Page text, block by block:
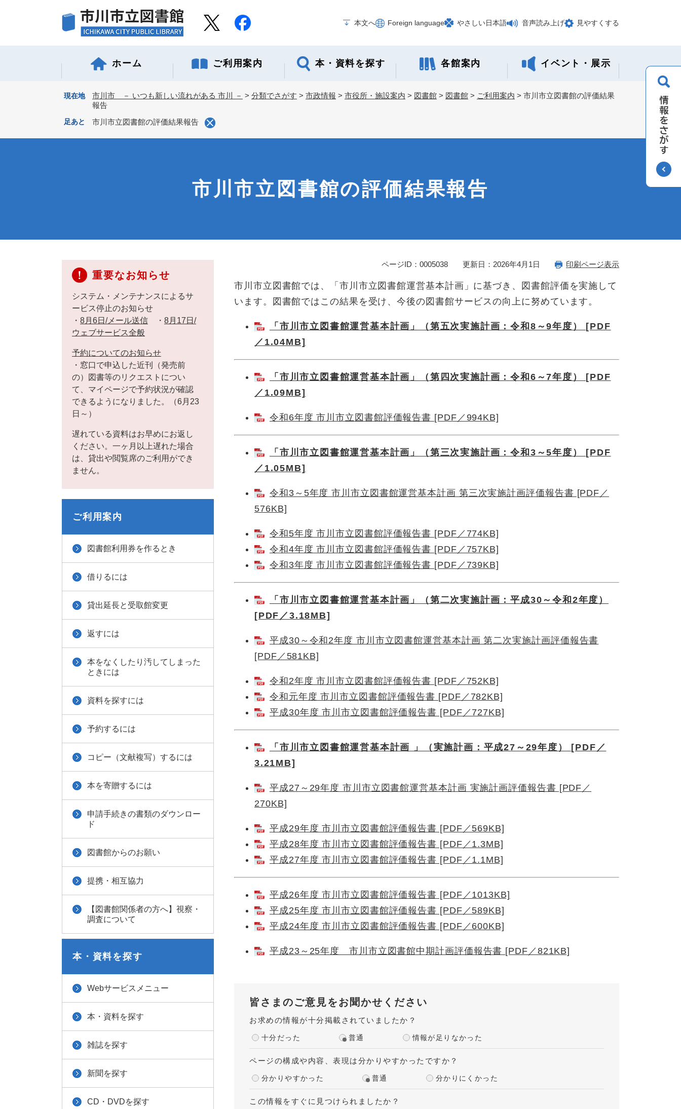
本文へ
Foreign language やさしい日本語 音声読み上げ 見やすくする
ホーム ご利用案内 本・資料を探す 各館案内 イベント・展示
現在地 市川市 － いつも新しい流れがある 市川 － > 分類でさがす > 市政情報 > 市役所・施設案内 > 図書館 > 図書館 > ご利用案内 > 市川市立図書館の評価結果
報告
足あと 市川市立図書館の評価結果報告
市川市立図書館の評価結果報告
文
ページID：0005038 更新日：2026年4月1日 印刷ページ表示
市川市立図書館では、「市川市立図書館運営基本計画」に基づき、図書館評価を実施して
います。図書館ではこの結果を受け、今後の図書館サービスの向上に努めています。
「市川市立図書館運営基本計画」（第五次実施計画：令和8～9年度） [PDF
／1.04MB]
「市川市立図書館運営基本計画」（第四次実施計画：令和6～7年度） [PDF
／1.09MB]
令和6年度 市川市立図書館評価報告書 [PDF／994KB]
「市川市立図書館運営基本計画」（第三次実施計画：令和3～5年度） [PDF
／1.05MB]
令和3～5年度 市川市立図書館運営基本計画 第三次実施計画評価報告書 [PDF／
576KB]
令和5年度 市川市立図書館評価報告書 [PDF／774KB]
令和4年度 市川市立図書館評価報告書 [PDF／757KB]
令和3年度 市川市立図書館評価報告書 [PDF／739KB]
「市川市立図書館運営基本計画」（第二次実施計画：平成30～令和2年度）
[PDF／3.18MB]
平成30～令和2年度 市川市立図書館運営基本計画 第二次実施計画評価報告書
[PDF／581KB]
令和2年度 市川市立図書館評価報告書 [PDF／752KB]
令和元年度 市川市立図書館評価報告書 [PDF／782KB]
平成30年度 市川市立図書館評価報告書 [PDF／727KB]
「市川市立図書館運営基本計画 」（実施計画：平成27～29年度） [PDF／
3.21MB]
平成27～29年度 市川市立図書館運営基本計画 実施計画評価報告書 [PDF／
270KB]
平成29年度 市川市立図書館評価報告書 [PDF／569KB]
平成28年度 市川市立図書館評価報告書 [PDF／1.3MB]
平成27年度 市川市立図書館評価報告書 [PDF／1.1MB]
平成26年度 市川市立図書館評価報告書 [PDF／1013KB]
平成25年度 市川市立図書館評価報告書 [PDF／589KB]
平成24年度 市川市立図書館評価報告書 [PDF／600KB]
平成23～25年度 市川市立図書館中期計画評価報告書 [PDF／821KB]
皆さまのご意見をお聞かせください
お求めの情報が十分掲載されていましたか？
十分だった 普通 情報が足りなかった
ページの構成や内容、表現は分かりやすかったですか？
分かりやすかった 普通 分かりにくかった
この情報をすぐに見つけられましたか？
重要なお知らせ
システム・メンテナンスによるサ
ービス停止のお知らせ
・ 8月6日/メール送信 ・ 8月17日/
ウェブサービス全般
予約についてのお知らせ
・窓口で申込した近刊（発売前
の）図書等のリクエストについ
て、マイページで予約状況が確認
できるようになりました。（6月23
日～）
遅れている資料はお早めにお返し
ください。一ヶ月以上遅れた場合
は、貸出や閲覧席のご利用ができ
ません。
ご利用案内
図書館利用券を作るとき
借りるには
貸出延長と受取館変更
返すには
本をなくしたり汚してしまった
ときには
資料を探すには
予約するには
コピー（文献複写）するには
本を寄贈するには
申請手続きの書類のダウンロー
ド
図書館からのお願い
提携・相互協力
【図書館関係者の方へ】視察・
調査について
本・資料を探す
Webサービスメニュー
本・資料を探す
雑誌を探す
新聞を探す
CD・DVDを探す